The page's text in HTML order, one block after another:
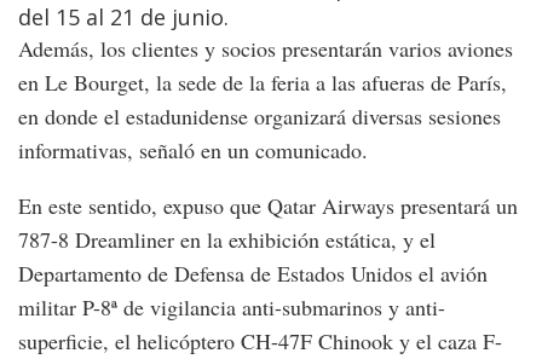
del 15 al 21 de junio.
Además, los clientes y socios presentarán varios aviones
en Le Bourget, la sede de la feria a las afueras de París,
en donde el estadunidense organizará diversas sesiones
informativas, señaló en un comunicado.
En este sentido, expuso que Qatar Airways presentará un
787-8 Dreamliner en la exhibición estática, y el
Departamento de Defensa de Estados Unidos el avión
militar P-8ª de vigilancia anti-submarinos y anti-
superficie, el helicóptero CH-47F Chinook y el caza F-